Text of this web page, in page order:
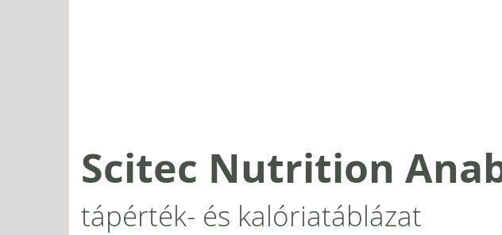
Scitec Nutrition
tápérték- és kalóriatáblázat